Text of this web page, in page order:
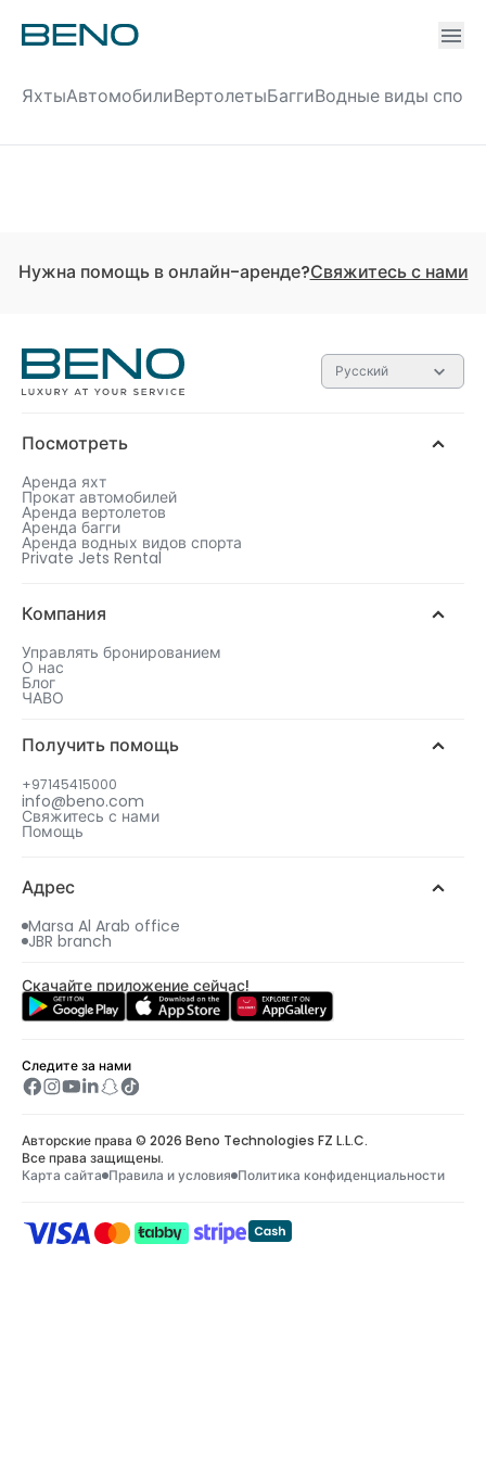
ЯхтыАвтомобилиВертолетыБаггиВодные виды
Нужна помощь в онлайн-аренде?Свяжитесь с нами
Русский
Посмотреть
Аренда яхт
Прокат автомобилей
Аренда вертолетов
Аренда багги
Аренда водных видов спорта
Private Jets Rental
Компания
Управлять бронированием
О нас
Блог
ЧАВО
Получить помощь
+97145415000
info@beno.com
Свяжитесь с нами
Помощь
Адрес
Marsa Al Arab office
JBR branch
Скачайте приложение сейчас!
Следите за нами
Авторские права © 2026 Beno Technologies FZ L.L.C.
Все права защищены.
Карта сайта Правила и условия Политика конфиденциальности